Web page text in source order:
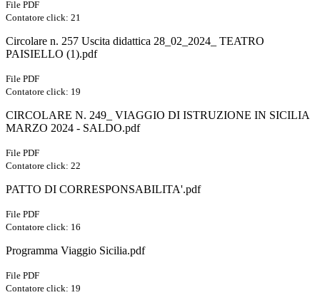
File PDF
Contatore click: 21
Circolare n. 257 Uscita didattica 28_02_2024_ TEATRO
PAISIELLO (1).pdf
File PDF
Contatore click: 19
CIRCOLARE N. 249_ VIAGGIO DI ISTRUZIONE IN SICILIA
MARZO 2024 - SALDO.pdf
File PDF
Contatore click: 22
PATTO DI CORRESPONSABILITA'.pdf
File PDF
Contatore click: 16
Programma Viaggio Sicilia.pdf
File PDF
Contatore click: 19